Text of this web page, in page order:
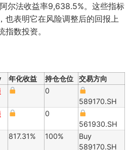
尔法收益率9,638.5%。这些指标
也表明它在风险调整后的回报上
数投资。
年化收益 持仓仓位
交易方向
0
589170.SH
0
561930.SH
817.31% 100%
Buy
589170.SH